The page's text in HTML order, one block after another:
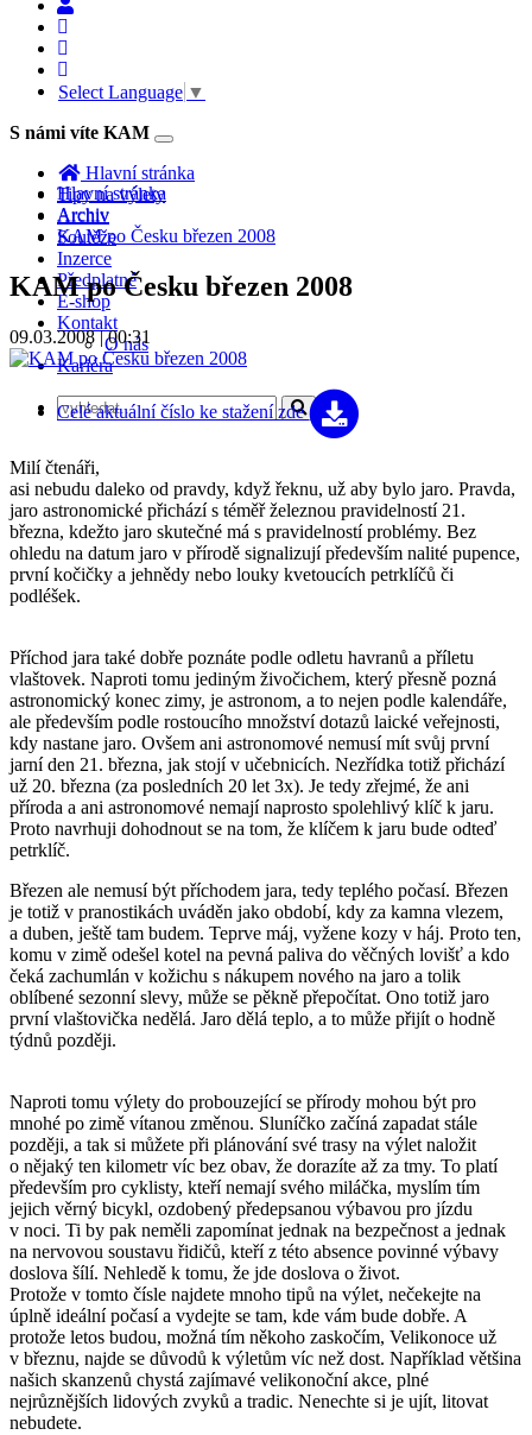
Select Language ▼
S námi víte KAM
Toggle
navigation
Hlavní stránka
Tipy na výlety
Archiv
Soutěže
Inzerce
Předplatné
E-shop
Kontakt
O nás
Kariéra
Hlavní stránka
Archiv
KAM po Česku březen 2008
KAM po Česku březen 2008
09.03.2008 | 00:31
Celé aktuální číslo ke stažení zde
Milí čtenáři,
asi nebudu daleko od pravdy, když řeknu, už aby bylo jaro. Pravda,
jaro astronomické přichází s téměř železnou pravidelností 21.
března, kdežto jaro skutečné má s pravidelností problémy. Bez
ohledu na datum jaro v přírodě signalizují především nalité pupence,
první kočičky a jehnědy nebo louky kvetoucích petrklíčů či
podléšek.
Příchod jara také dobře poznáte podle odletu havranů a příletu
vlaštovek. Naproti tomu jediným živočichem, který přesně pozná
astronomický konec zimy, je astronom, a to nejen podle kalendáře,
ale především podle rostoucího množství dotazů laické veřejnosti,
kdy nastane jaro. Ovšem ani astronomové nemusí mít svůj první
jarní den 21. března, jak stojí v učebnicích. Nezřídka totiž přichází
už 20. března (za posledních 20 let 3x). Je tedy zřejmé, že ani
příroda a ani astronomové nemají naprosto spolehlivý klíč k jaru.
Proto navrhuji dohodnout se na tom, že klíčem k jaru bude odteď
petrklíč.
Březen ale nemusí být příchodem jara, tedy teplého počasí. Březen
je totiž v pranostikách uváděn jako období, kdy za kamna vlezem,
a duben, ještě tam budem. Teprve máj, vyžene kozy v háj. Proto ten,
komu v zimě odešel kotel na pevná paliva do věčných lovišť a kdo
čeká zachumlán v kožichu s nákupem nového na jaro a tolik
oblíbené sezonní slevy, může se pěkně přepočítat. Ono totiž jaro
první vlaštovička nedělá. Jaro dělá teplo, a to může přijít o hodně
týdnů později.
Naproti tomu výlety do probouzející se přírody mohou být pro
mnohé po zimě vítanou změnou. Sluníčko začíná zapadat stále
později, a tak si můžete při plánování své trasy na výlet naložit
o nějaký ten kilometr víc bez obav, že dorazíte až za tmy. To platí
především pro cyklisty, kteří nemají svého miláčka, myslím tím
jejich věrný bicykl, ozdobený předepsanou výbavou pro jízdu
v noci. Ti by pak neměli zapomínat jednak na bezpečnost a jednak
na nervovou soustavu řidičů, kteří z této absence povinné výbavy
doslova šílí. Nehledě k tomu, že jde doslova o život.
Protože v tomto čísle najdete mnoho tipů na výlet, nečekejte na
úplně ideální počasí a vydejte se tam, kde vám bude dobře. A
protože letos budou, možná tím někoho zaskočím, Velikonoce už
v březnu, najde se důvodů k výletům víc než dost. Například většina
našich skanzenů chystá zajímavé velikonoční akce, plné
nejrůznějších lidových zvyků a tradic. Nenechte si je ujít, litovat
nebudete.